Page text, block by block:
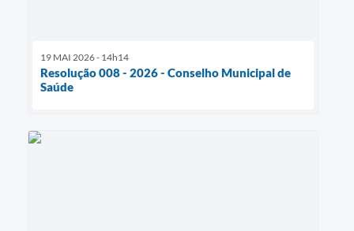
19 MAI 2026 - 14h14
Resolução 008 - 2026 - Conselho Municipal de
Saúde